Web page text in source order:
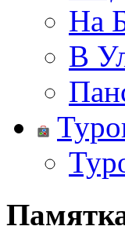
На
В